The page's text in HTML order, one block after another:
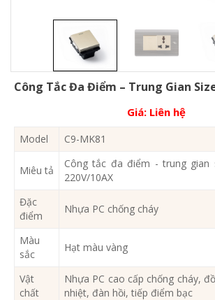
Công Tắc Đa Điểm – Trung Gian
Giá: Liên hệ
Model C9-MK81
Miêu tả
Công tắc đa điểm - trung gian
220V/10AX
Đặc
điểm
Nhựa PC chống cháy
Màu
sắc
Hạt màu vàng
Vật
chất
Nhựa PC cao cấp chống cháy,
nhiệt, đàn hồi, tiếp điểm bạc